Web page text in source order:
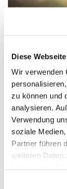
Diese
Wir verwenden
zu können und
analysieren.
Verwendung
soziale
Partner führen
weiteren Daten